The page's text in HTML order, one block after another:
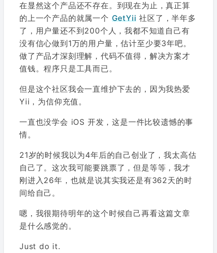
在显然这个产品还不存在。到现在为止，真正算
的上一个产品的就属一个 GetYii 社区了，半年多
了，用户量还不到200个人，我都不知道自己有
没有信心做到1万的用户量，估计至少要3年吧。
做了产品才深刻理解，代码不值得，解决方案才
值钱。程序只是工具而已。
但是这个社区我会一直维护下去的，因为我热爱
Yii，为信仰充值。
一直也没学会 iOS 开发，这是一件比较遗憾的事
情。
21岁的时候我以为4年后的自己创业了，我太高估
自己了。这次我可能要跳票了，但是等等，我才
刚进入26年，也就是说其实我还是有362天的时
间给自己。
嗯，我很期待明年的这个时候自己再看这篇文章
是什么感觉的。
Just do it.